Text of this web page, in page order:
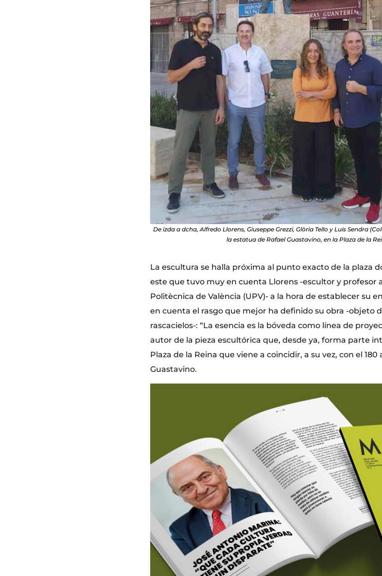
De izda a dcha, Alfredo Llorens, Giuseppe Grezzi, Glòria Tello y Luis Sendra
la estatua de Rafael Guastavino, en la Plaza de la
La escultura se halla próxima al punto exacto de la plaza
este que tuvo muy en cuenta Llorens -escultor y profesor
Politècnica de València (UPV)- a la hora de establecer su
en cuenta el rasgo que mejor ha definido su obra -objeto
rascacielos-: “La esencia es la bóveda como línea de
autor de la pieza escultórica que, desde ya, forma parte
Plaza de la Reina que viene a coincidir, a su vez, con el
Guastavino.